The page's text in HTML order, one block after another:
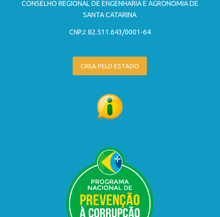
CONSELHO REGIONAL DE ENGENHARIA E AGRONOMIA DE
SANTA CATARINA
CNPJ: 82.511.643/0001-64
CREA PELO ESTADO